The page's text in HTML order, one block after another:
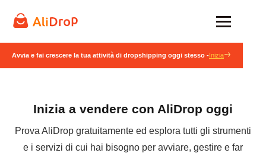
Avvia e fai crescere la tua attività di dropshipping oggi stesso -Inizia
Inizia a vendere con AliDrop oggi
Prova AliDrop gratuitamente ed esplora tutti gli strumenti
e i servizi di cui hai bisogno per avviare, gestire e far